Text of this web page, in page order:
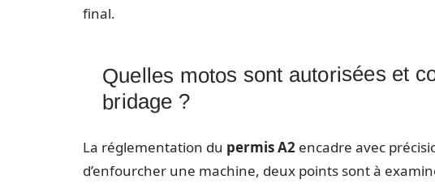
final.
Quelles motos sont autorisées et
bridage ?
La réglementation du permis A2 encadre avec
d’enfourcher une machine, deux points sont à